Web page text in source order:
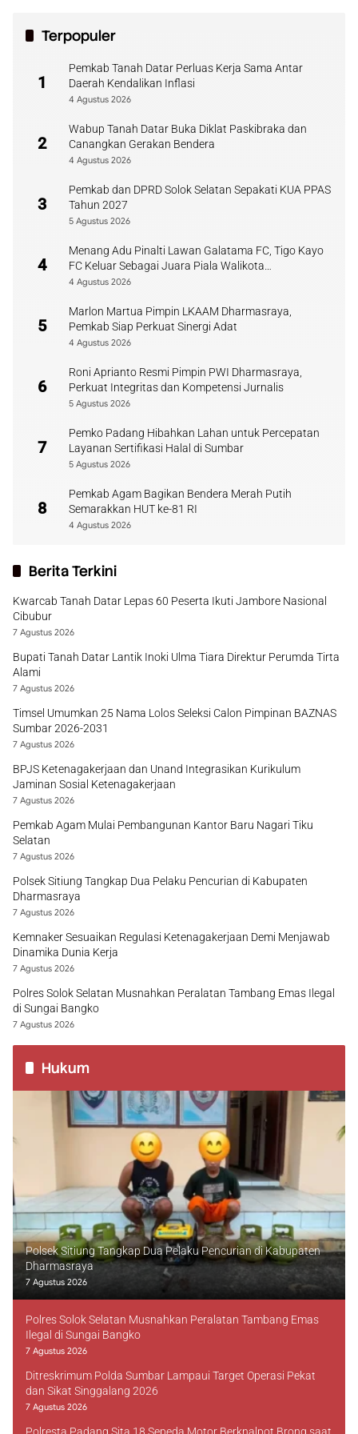
Terpopuler
1
Pemkab Tanah Datar Perluas Kerja Sama Antar
Daerah Kendalikan Inflasi
4 Agustus 2026
2
Wabup Tanah Datar Buka Diklat Paskibraka dan
Canangkan Gerakan Bendera
4 Agustus 2026
3
Pemkab dan DPRD Solok Selatan Sepakati KUA PPAS
Tahun 2027
5 Agustus 2026
4
Menang Adu Pinalti Lawan Galatama FC, Tigo Kayo
FC Keluar Sebagai Juara Piala Walikota
Payakumbuh
4 Agustus 2026
5
Marlon Martua Pimpin LKAAM Dharmasraya,
Pemkab Siap Perkuat Sinergi Adat
4 Agustus 2026
6
Roni Aprianto Resmi Pimpin PWI Dharmasraya,
Perkuat Integritas dan Kompetensi Jurnalis
5 Agustus 2026
7
Pemko Padang Hibahkan Lahan untuk Percepatan
Layanan Sertifikasi Halal di Sumbar
5 Agustus 2026
8
Pemkab Agam Bagikan Bendera Merah Putih
Semarakkan HUT ke-81 RI
4 Agustus 2026
Berita Terkini
Kwarcab Tanah Datar Lepas 60 Peserta Ikuti Jambore Nasional
Cibubur
7 Agustus 2026
Bupati Tanah Datar Lantik Inoki Ulma Tiara Direktur Perumda Tirta
Alami
7 Agustus 2026
Timsel Umumkan 25 Nama Lolos Seleksi Calon Pimpinan BAZNAS
Sumbar 2026-2031
7 Agustus 2026
BPJS Ketenagakerjaan dan Unand Integrasikan Kurikulum
Jaminan Sosial Ketenagakerjaan
7 Agustus 2026
Pemkab Agam Mulai Pembangunan Kantor Baru Nagari Tiku
Selatan
7 Agustus 2026
Polsek Sitiung Tangkap Dua Pelaku Pencurian di Kabupaten
Dharmasraya
7 Agustus 2026
Kemnaker Sesuaikan Regulasi Ketenagakerjaan Demi Menjawab
Dinamika Dunia Kerja
7 Agustus 2026
Polres Solok Selatan Musnahkan Peralatan Tambang Emas Ilegal
di Sungai Bangko
7 Agustus 2026
Hukum
Polsek Sitiung Tangkap Dua Pelaku Pencurian di Kabupaten
Dharmasraya
7 Agustus 2026
Polres Solok Selatan Musnahkan Peralatan Tambang Emas
Ilegal di Sungai Bangko
7 Agustus 2026
Ditreskrimum Polda Sumbar Lampaui Target Operasi Pekat
dan Sikat Singgalang 2026
7 Agustus 2026